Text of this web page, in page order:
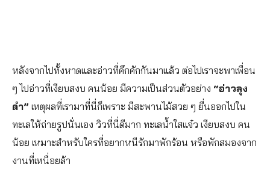
หลังจากไปทั้งหาดและอ่าวที่คึกคักกันมาแล้ว ต่อไปเราจะพาเพื่อน
ๆ ไปอ่าวที่เงียบสงบ คนน้อย มีความเป็นส่วนตัวอย่าง “อ่าวลุง
ดำ” เหตุผลที่เรามาที่นี่ก็เพราะ มีสะพานไม้สวย ๆ ยื่นออกไปใน
ทะเลให้ถ่ายรูปนั่นเอง วิวที่นี่ดีมาก ทะเลน้ำใสแจ๋ว เงียบสงบ คน
น้อย เหมาะสำหรับใครที่อยากหนีรักมาพักร้อน หรือพักสมองจาก
งานที่เหนื่อยล้า